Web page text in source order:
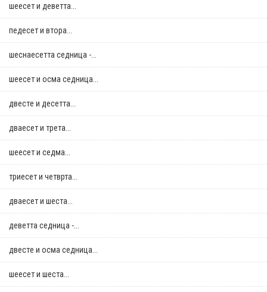
шеесет и деветта...
педесет и втора...
шеснаесетта седница -...
шеесет и осма седница...
двестe и десетта...
дваесет и трета...
шеесет и седма...
триесет и четврта...
дваесет и шеста...
деветта седница -...
двестe и осма седница...
шеесет и шеста...